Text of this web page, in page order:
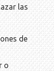
las
de
o